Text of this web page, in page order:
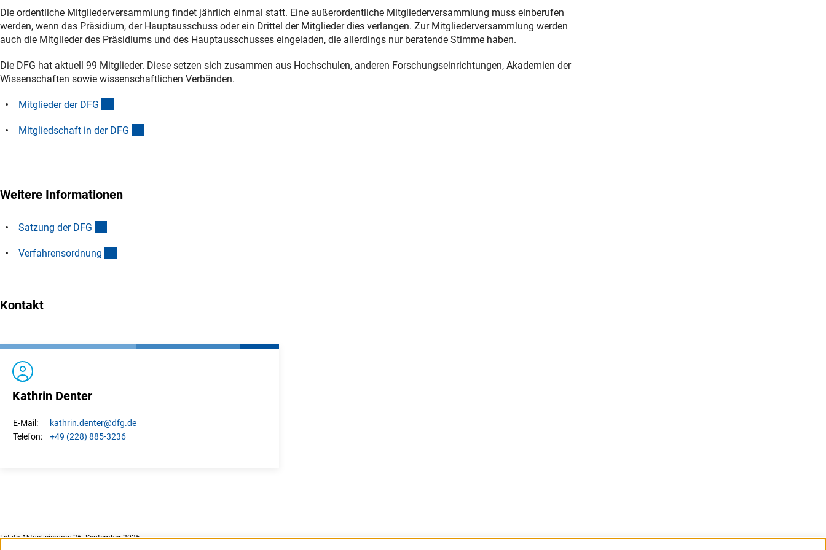
Die ordentliche Mitgliederversammlung findet jährlich einmal statt. Eine außerordentliche Mitgliederversammlung muss einberufen
werden, wenn das Präsidium, der Hauptausschuss oder ein Drittel der Mitglieder dies verlangen. Zur Mitgliederversammlung werden
auch die Mitglieder des Präsidiums und des Hauptausschusses eingeladen, die allerdings nur beratende Stimme haben.
Die DFG hat aktuell 99 Mitglieder. Diese setzen sich zusammen aus Hochschulen, anderen Forschungseinrichtungen, Akademien der
Wissenschaften sowie wissenschaftlichen Verbänden.
Mitglieder der DFG
Mitgliedschaft in der DFG
Weitere Informationen
Satzung der DFG
Verfahrensordnung
Kontakt
Kathrin Denter
E-Mail: kathrin.denter@dfg.de
Telefon:
+49 (228) 885-3236
Letzte Aktualisierung: 26. September 2025